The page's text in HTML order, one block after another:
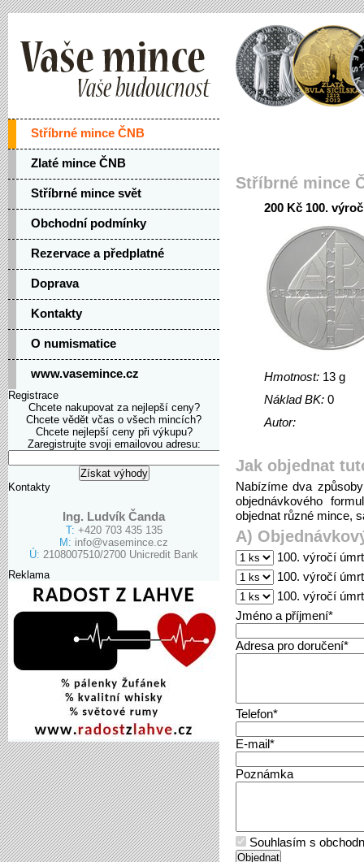
Stříbrné mince ČNB
Zlaté mince ČNB
Stříbrné mince svět
Obchodní podmínky
Rezervace a předplatné
Doprava
Kontakty
O numismatice
www.vasemince.cz
Registrace
Chcete nakupovat za nejlepší ceny?
Chcete vědět včas o všech mincích?
Chcete nejlepší ceny při výkupu?
Zaregistrujte svoji emailovou adresu:
Kontakty
Ing. Ludvík Čanda
T: +420 703 435 135
M: info@vasemince.cz
Ú: 2108007510/2700 Unicredit Bank
Reklama
Stříbrné mince
200 Kč 100.
Hmotnost: 13 g
Náklad BK: 0
Autor:
Jak objednat
Nabízíme dva
objednávkového
objednat různé mince,
A)
100. výročí
100. výročí
100. výročí
Jméno a příjmení*
Adresa pro doručení*
Telefon*
E-mail*
Poznámka
Souhlasím s